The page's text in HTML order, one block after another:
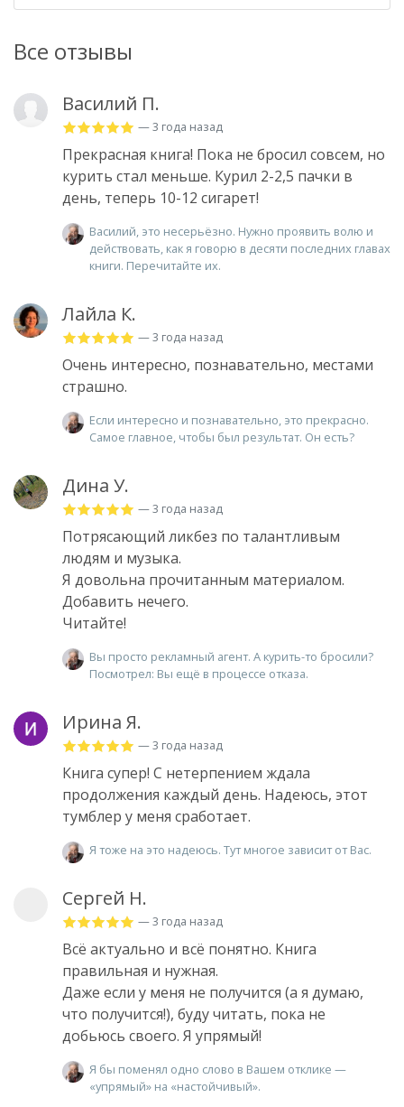
Все отзывы
Василий П.
— 3 года назад
Прекрасная книга! Пока не бросил совсем, но
курить стал меньше. Курил 2-2,5 пачки в
день, теперь 10-12 сигарет!
Василий, это несерьёзно. Нужно проявить волю и
действовать, как я говорю в десяти последних главах
книги. Перечитайте их.
Лайла К.
— 3 года назад
Очень интересно, познавательно, местами
страшно.
Если интересно и познавательно, это прекрасно.
Самое главное, чтобы был результат. Он есть?
Дина У.
— 3 года назад
Потрясающий ликбез по талантливым
людям и музыка.
Я довольна прочитанным материалом.
Добавить нечего.
Читайте!
Вы просто рекламный агент. А курить-то бросили?
Посмотрел: Вы ещё в процессе отказа.
Ирина Я.
— 3 года назад
Книга супер! С нетерпением ждала
продолжения каждый день. Надеюсь, этот
тумблер у меня сработает.
Я тоже на это надеюсь. Тут многое зависит от Вас.
Сергей Н.
— 3 года назад
Всё актуально и всё понятно. Книга
правильная и нужная.
Даже если у меня не получится (а я думаю,
что получится!), буду читать, пока не
добьюсь своего. Я упрямый!
Я бы поменял одно слово в Вашем отклике —
«упрямый» на «настойчивый».